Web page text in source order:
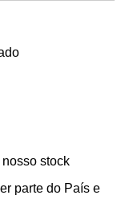
stock
parte do País e